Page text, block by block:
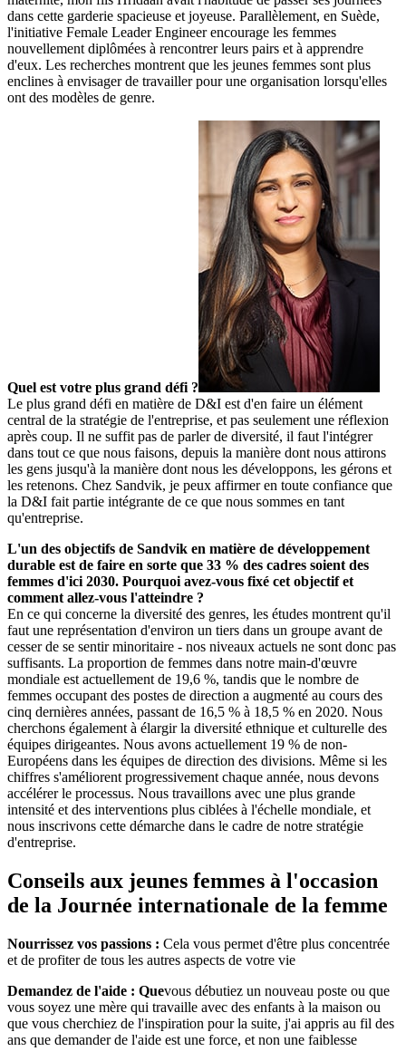
dans cette garderie spacieuse et joyeuse. Parallèlement, en Suède,
l'initiative Female Leader Engineer encourage les femmes
nouvellement diplômées à rencontrer leurs pairs et à apprendre
d'eux. Les recherches montrent que les jeunes femmes sont plus
enclines à envisager de travailler pour une organisation lorsqu'elles
ont des modèles de genre.
Quel est votre plus grand défi ?
Le plus grand défi en matière de D&I est d'en faire un élément
central de la stratégie de l'entreprise, et pas seulement une réflexion
après coup. Il ne suffit pas de parler de diversité, il faut l'intégrer
dans tout ce que nous faisons, depuis la manière dont nous attirons
les gens jusqu'à la manière dont nous les développons, les gérons et
les retenons. Chez Sandvik, je peux affirmer en toute confiance que
la D&I fait partie intégrante de ce que nous sommes en tant
qu'entreprise.
L'un des objectifs de Sandvik en matière de développement
durable est de faire en sorte que 33 % des cadres soient des
femmes d'ici 2030. Pourquoi avez-vous fixé cet objectif et
comment allez-vous l'atteindre ?
En ce qui concerne la diversité des genres, les études montrent qu'il
faut une représentation d'environ un tiers dans un groupe avant de
cesser de se sentir minoritaire - nos niveaux actuels ne sont donc pas
suffisants. La proportion de femmes dans notre main-d'œuvre
mondiale est actuellement de 19,6 %, tandis que le nombre de
femmes occupant des postes de direction a augmenté au cours des
cinq dernières années, passant de 16,5 % à 18,5 % en 2020. Nous
cherchons également à élargir la diversité ethnique et culturelle des
équipes dirigeantes. Nous avons actuellement 19 % de non-
Européens dans les équipes de direction des divisions. Même si les
chiffres s'améliorent progressivement chaque année, nous devons
accélérer le processus. Nous travaillons avec une plus grande
intensité et des interventions plus ciblées à l'échelle mondiale, et
nous inscrivons cette démarche dans le cadre de notre stratégie
d'entreprise.
Conseils aux jeunes femmes à l'occasion
de la Journée internationale de la femme
Nourrissez vos passions : Cela vous permet d'être plus concentrée
et de profiter de tous les autres aspects de votre vie
Demandez de l'aide : Quevous débutiez un nouveau poste ou que
vous soyez une mère qui travaille avec des enfants à la maison ou
que vous cherchiez de l'inspiration pour la suite, j'ai appris au fil des
ans que demander de l'aide est une force, et non une faiblesse